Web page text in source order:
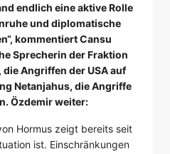
endlich eine aktive Rolle
und diplomatische
kommentiert Cansu
Sprecherin der Fraktion
Angriffen der USA auf
Netanjahus, die Angriffe
Özdemir weiter:
Hormus zeigt bereits seit
ist. Einschränkungen